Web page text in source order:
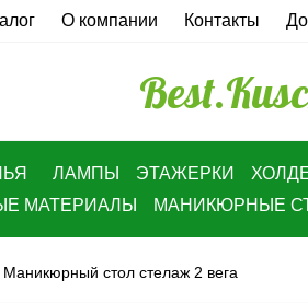
О компании Контакты
ЛАМПЫ ЭТАЖЕРКИ
МАТЕРИАЛЫ
МАНИКЮРНЫЕ
Маникюрный стол стелаж 2 вега